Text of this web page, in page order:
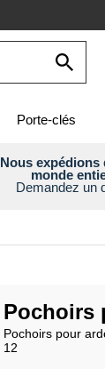
Porte-clés
Nous expédions
monde
Demandez un
Pochoirs
Pochoirs pour
12